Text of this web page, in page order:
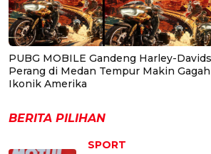
PUBG MOBILE Gandeng Harley-
Perang di Medan Tempur Makin
Ikonik Amerika
BERITA PILIHAN
SPORT